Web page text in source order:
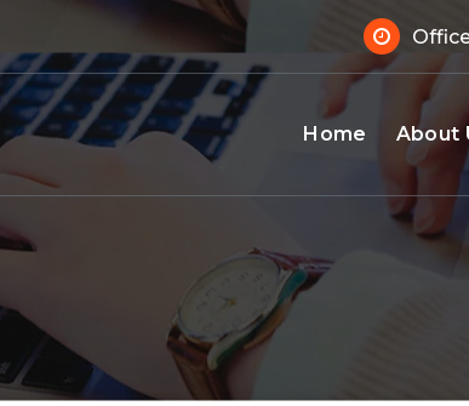
Home About